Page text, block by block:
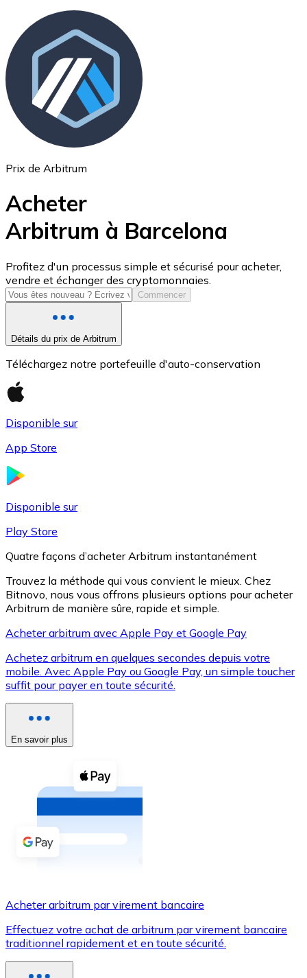
Ethereum
ETH
USD Coin
USDC
XRP
XRP
Voir toutes
Coupons crypto
Achetez des cryptomonnaies en espèces et d'autres
Acheter avec espèces
Virement SEPA
Utilisez les cartes Visa et Mastercard pour acheter
Acheter avec carte
Prix de Arbitrum
Acheter
Arbitrum à Barcelona
Profitez d'un processus simple et sécurisé pour acheter,
vendre et échanger des cryptomonnaies.
Commencer
Détails du prix de Arbitrum
Téléchargez notre portefeuille d'auto-conservation
Disponible sur
App Store
Disponible sur
Play Store
Quatre façons d’acheter Arbitrum instantanément
Trouvez la méthode qui vous convient le mieux. Chez
Bitnovo, nous vous offrons plusieurs options pour acheter
Arbitrum de manière sûre, rapide et simple.
Acheter arbitrum avec Apple Pay et Google Pay
Achetez arbitrum en quelques secondes depuis votre
mobile. Avec Apple Pay ou Google Pay, un simple toucher
suffit pour payer en toute sécurité.
En savoir plus
Acheter arbitrum par virement bancaire
Effectuez votre achat de arbitrum par virement bancaire
traditionnel rapidement et en toute sécurité.